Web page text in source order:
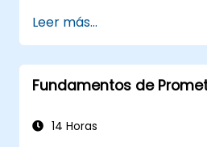
la salud y el
Implementar
resolver problemas
Aplicar las mejores
entornos de Kubernetes.
Leer más...
Fundamentos de
14 Horas